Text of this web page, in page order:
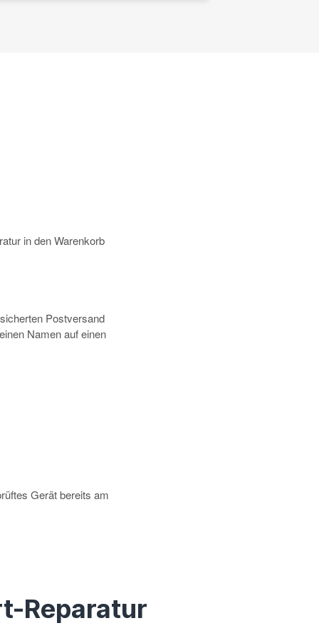
in den Warenkorb
Postversand
Namen auf einen
Gerät bereits am
Reparatur